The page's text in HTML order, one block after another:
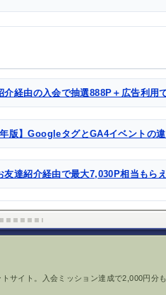
介経由の入会で抽選888P＋広告利用
版】GoogleタグとGA4イベントの
友達紹介経由で最大7,030P相当もら
サイト。入会ミッション達成で2,000円分も